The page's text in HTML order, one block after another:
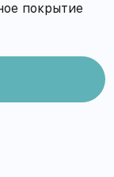
покрытие